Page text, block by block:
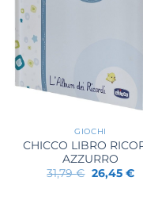
GIOCHI
CHICCO LIBRO
AZZURRO
31,79€ Il
prezzo
26,45 €Il